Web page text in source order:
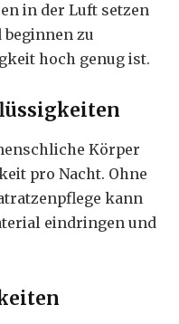
in der Luft setzen
beginnen zu
hoch genug ist.
Körper
pro Nacht. Ohne
kann
eindringen und